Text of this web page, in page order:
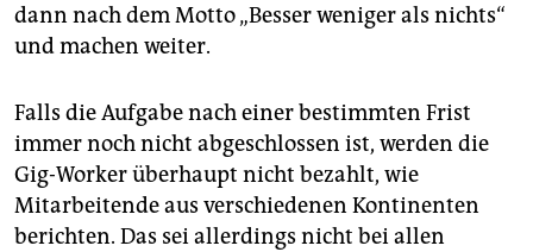
dann nach dem Motto „Besser weniger als nichts“
und machen weiter.
Falls die Aufgabe nach einer bestimmten Frist
immer noch nicht abgeschlossen ist, werden die
Gig-Worker überhaupt nicht bezahlt, wie
Mitarbeitende aus verschiedenen Kontinenten
berichten. Das sei allerdings nicht bei allen